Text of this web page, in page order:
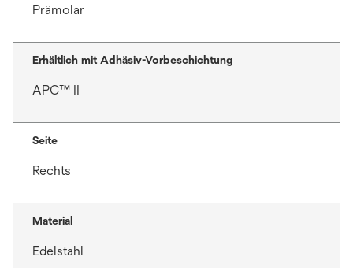
Prämolar
Erhältlich mit Adhäsiv-Vorbeschichtung
APC™ II
Seite
Rechts
Material
Edelstahl